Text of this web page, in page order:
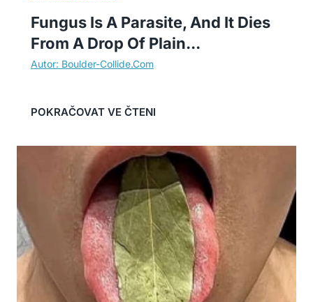
Fungus Is A Parasite, And It Dies
From A Drop Of Plain...